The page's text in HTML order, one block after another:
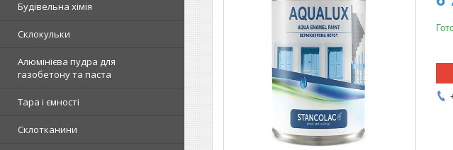
Будівельна хімія
Склокульки
Алюмінієва пудра для
газобетону та паста
Тара і ємності
Склотканини